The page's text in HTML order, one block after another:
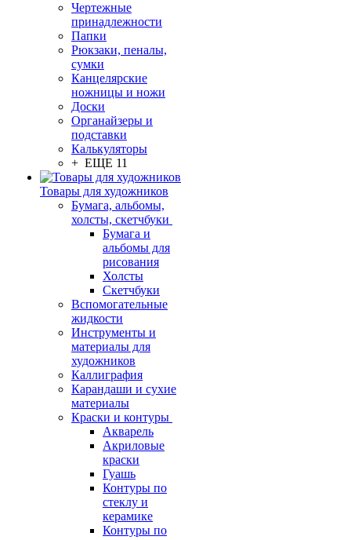
Чертежные
принадлежности
Папки
Рюкзаки, пеналы,
сумки
Канцелярские
ножницы и ножи
Доски
Органайзеры и
подставки
Калькуляторы
+ ЕЩЕ 11
Товары для художников
Бумага, альбомы,
холсты, скетчбуки
Бумага и
альбомы для
рисования
Холсты
Скетчбуки
Вспомогательные
жидкости
Инструменты и
материалы для
художников
Каллиграфия
Карандаши и сухие
материалы
Краски и контуры
Акварель
Акриловые
краски
Гуашь
Контуры по
стеклу и
керамике
Контуры по